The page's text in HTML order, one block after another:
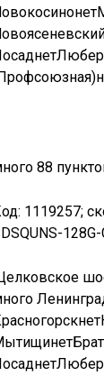
нет
нет
88
1119257;
нет
нет
нет